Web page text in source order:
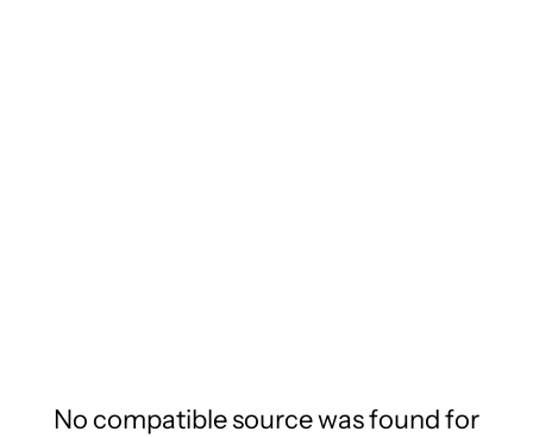
No compatible source was found for